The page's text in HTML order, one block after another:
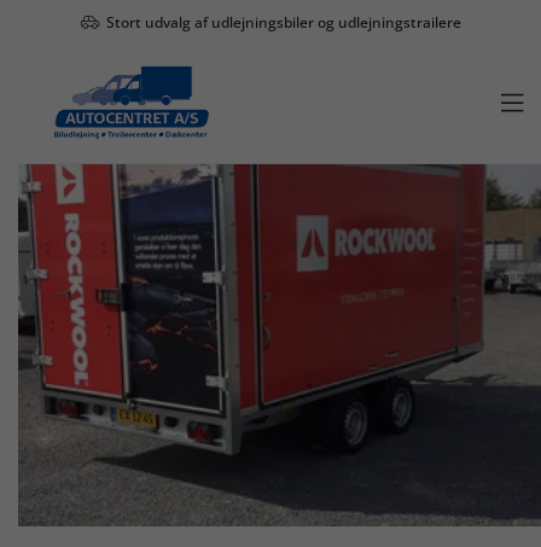
Stort udvalg af udlejningsbiler og udlejningstrailere
